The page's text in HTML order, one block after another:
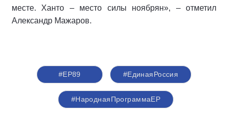
месте. Ханто – место силы ноябрян», – отметил
Александр Мажаров.
#ЕР89 #‎ЕдинаяРоссия
#НароднаяПрограммаЕР